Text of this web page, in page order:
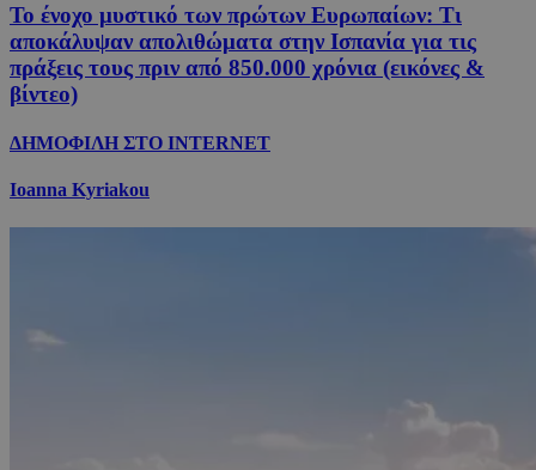
Το ένοχο μυστικό των πρώτων Ευρωπαίων: Τι
αποκάλυψαν απολιθώματα στην Ισπανία για τις
πράξεις τους πριν από 850.000 χρόνια (εικόνες &
βίντεο)
ΔΗΜΟΦΙΛΗ ΣΤΟ INTERNET
Ioanna Kyriakou